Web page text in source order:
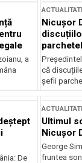
a
Nicușor
că
șefii
De
Ultimul
Nicușor
George
fruntea